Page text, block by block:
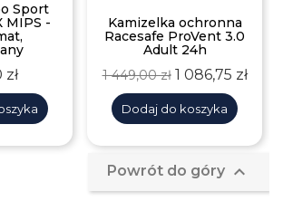
Sport
MIPS -
Kamizelka ochronna
Racesafe ProVent 3.0
Adult 24h
Cena
podstawowa
1 449,00 zł Cena
1 086,75 zł
Dodaj do koszyka
Powrót do góry 